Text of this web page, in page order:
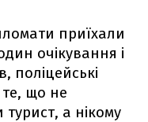
приїхали
очікування і
поліцейські
що не
а нікому